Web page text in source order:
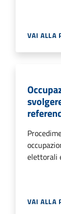
VAI ALLA
elettorali
VAI ALLA